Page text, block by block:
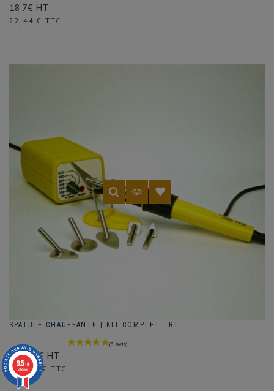
18.7€ HT
Prix
22,44 € TTC
SPATULE CHAUFFANTE | KIT COMPLET - RT
158.86€ HT
Prix
190,63 € TTC
9.5/10
618 avis